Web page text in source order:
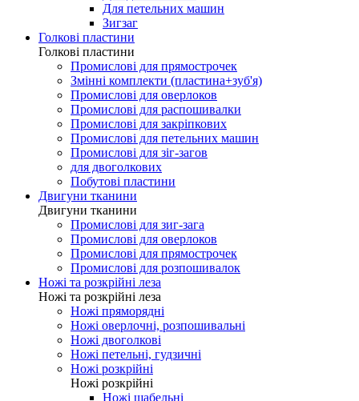
Для петельних машин
Зигзаг
Голкові пластини
Голкові пластини
Промислові для прямострочек
Змінні комплекти (пластина+зуб'я)
Промислові для оверлоков
Промислові для распошивалки
Промислові для закріпкових
Промислові для петельних машин
Промислові для зіг-загов
для двоголкових
Побутові пластини
Двигуни тканини
Двигуни тканини
Промислові для зиг-зага
Промислові для оверлоков
Промислові для прямострочек
Промислові для розпошивалок
Ножі та розкрійні леза
Ножі та розкрійні леза
Ножі пряморядні
Ножі оверлочні, розпошивальні
Ножі двоголкові
Ножі петельні, гудзичні
Ножі розкрійні
Ножі розкрійні
Ножі шабельні